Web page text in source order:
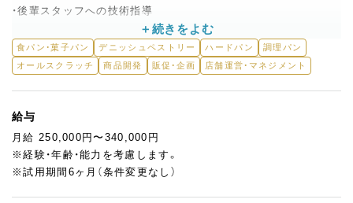
・後輩スタッフへの技術指導
入社後はまず、パン作りの流れや品質基準を習得していただき、ス
キルに応じてできる業務からスタート。
ゆくゆくは新商品の開発や店舗展開に向けた準備、製造チームの
中心メンバーとしての活躍する道も。
製造に集中できる環境のため、黙々とパンづくりに打ち込みたい
食パン・菓子パン デニッシュペストリー ハードパン
調理パン
オールスクラッチ
商品開発 販促・企画 店舗運営・マネジメント
給与
月給 250,000円〜340,000円
※経験・年齢・能力を考慮します。
※試用期間6ヶ月（条件変更なし）